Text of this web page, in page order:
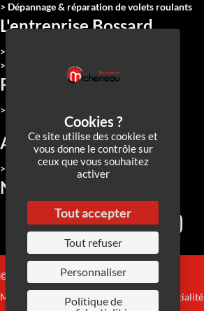
> Dépannage & réparation de volets roulants
L'entreprise Bossard
> Qui sommes-nous
> Nous rejoindre
Réalisations
> Toutes nos réalisations
Actualités
> Toutes nos actualités
Nos réseaux
© 2026 Micheneau
Mentions Légales
| Politique de confidentialité
Ce site utilise des cookies et
vous donne le contrôle sur
ceux que vous souhaitez
activer
Tout accepter
Tout refuser
Personnaliser
Politique de